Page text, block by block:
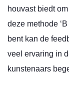
houvast biedt
deze methode
bent kan de
veel ervaring in
kunstenaars